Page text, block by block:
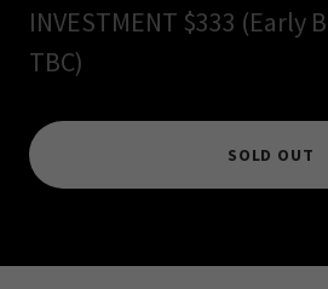
INVESTMENT $333 (Early
TBC)
SOLD OUT